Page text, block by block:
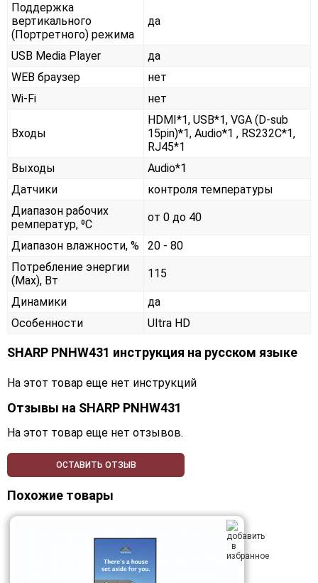
Поддержка
вертикального
(Портретного) режима
да
USB Media Player
да
WEB браузер
нет
Wi-Fi
нет
Входы
HDMI*1, USB*1, VGA (D-sub
15pin)*1, Audio*1 , RS232С*1,
RJ45*1
Выходы
Audio*1
Датчики
контроля температуры
Диапазон рабочих
ремператур, ⁰С
от 0 до 40
Диапазон влажности, %
20 - 80
Потребление энергии
(Max), Вт
115
Динамики
да
Особенности
Ultra HD
SHARP PNHW431 инструкция на русском языке
На этот товар еще нет инструкций
Отзывы на SHARP PNHW431
На этот товар еще нет отзывов.
ОСТАВИТЬ ОТЗЫВ
Похожие товары